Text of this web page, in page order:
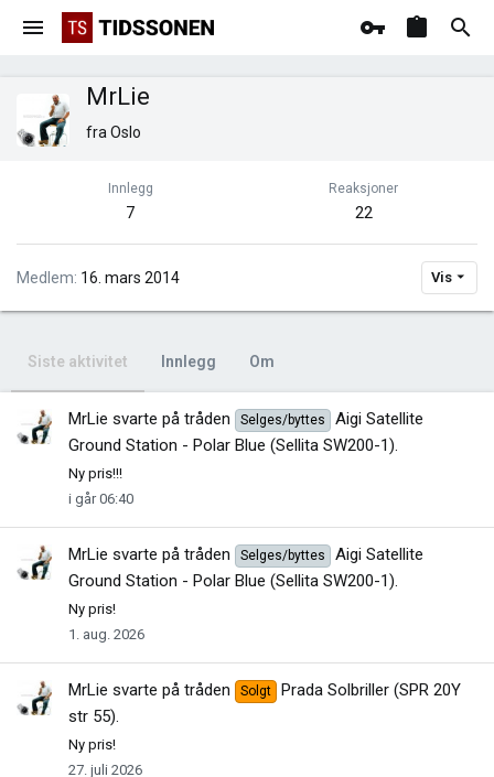
MrLie
fra Oslo
Innlegg
7
Reaksjoner
22
Medlem 16. mars 2014 Vis
Siste aktivitet Innlegg Om
MrLie svarte på tråden Selges/byttes
Aigi Satellite
Ground Station - Polar Blue (Sellita SW200-1).
Ny pris!!!
i går 06:40
MrLie svarte på tråden Selges/byttes
Aigi Satellite
Ground Station - Polar Blue (Sellita SW200-1).
Ny pris!
1. aug. 2026
MrLie svarte på tråden Solgt
Prada Solbriller (SPR 20Y
str 55).
Ny pris!
27. juli 2026